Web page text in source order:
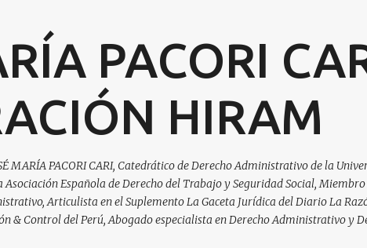
PACORI
HIRAM
MARÍA PACORI CARI, Catedrático de Derecho Administrativo de la
Española de Derecho del Trabajo y Seguridad Social, Miembro
Articulista en el Suplemento La Gaceta Jurídica del Diario La
& Control del Perú, Abogado especialista en Derecho Administrativo y